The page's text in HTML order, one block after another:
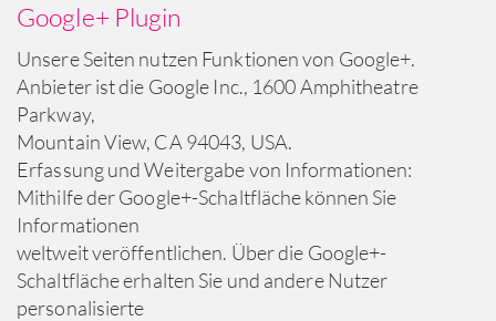
Google+ Plugin
Unsere Seiten nutzen Funktionen von Google+.
Anbieter ist die Google Inc., 1600 Amphitheatre
Parkway,
Mountain View, CA 94043, USA.
Erfassung und Weitergabe von Informationen:
Mithilfe der Google+-Schaltfläche können Sie
Informationen
weltweit veröffentlichen. Über die Google+-
Schaltfläche erhalten Sie und andere Nutzer
personalisierte